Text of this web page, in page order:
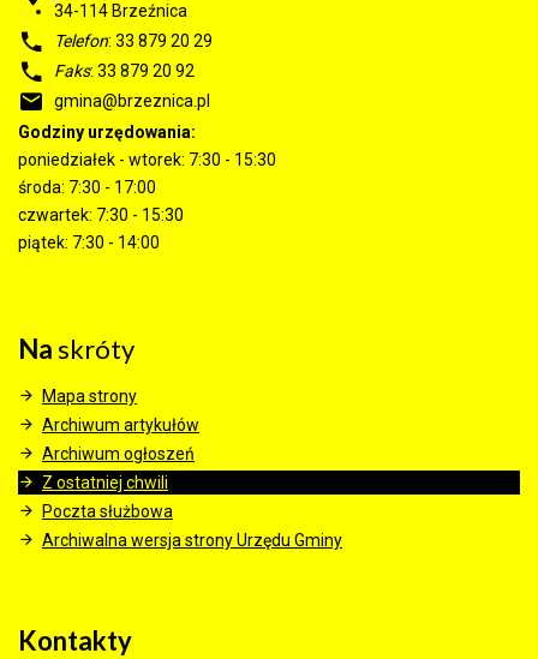
34-114 Brzeźnica
Telefon: 33 879 20 29
Faks: 33 879 20 92
gmina@brzeznica.pl
Godziny urzędowania:
poniedziałek - wtorek: 7:30 - 15:30
środa: 7:30 - 17:00
czwartek: 7:30 - 15:30
piątek: 7:30 - 14:00
Naskróty
Mapa strony
Archiwum artykułów
Archiwum ogłoszeń
Z ostatniej chwili
Poczta służbowa
Archiwalna wersja strony Urzędu Gminy
Kontakty